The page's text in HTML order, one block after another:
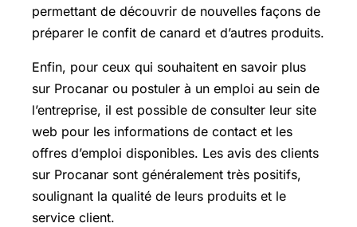
permettant de découvrir de nouvelles façons de
préparer le confit de canard et d’autres produits.
Enfin, pour ceux qui souhaitent en savoir plus
sur Procanar ou postuler à un emploi au sein de
l’entreprise, il est possible de consulter leur site
web pour les informations de contact et les
offres d’emploi disponibles. Les avis des clients
sur Procanar sont généralement très positifs,
soulignant la qualité de leurs produits et le
service client.